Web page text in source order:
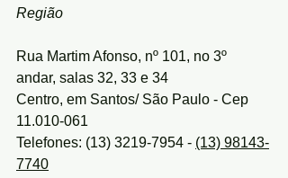
Região
Rua Martim Afonso, nº 101, no 3º
andar, salas 32, 33 e 34
Centro, em Santos/ São Paulo - Cep
11.010-061
Telefones: (13) 3219-7954 - (13) 98143-
7740